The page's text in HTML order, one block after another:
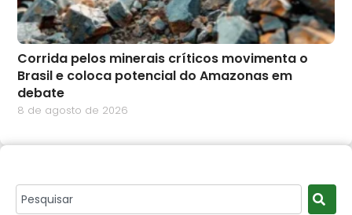
Corrida pelos minerais críticos movimenta o
Brasil e coloca potencial do Amazonas em
debate
8 de agosto de 2026